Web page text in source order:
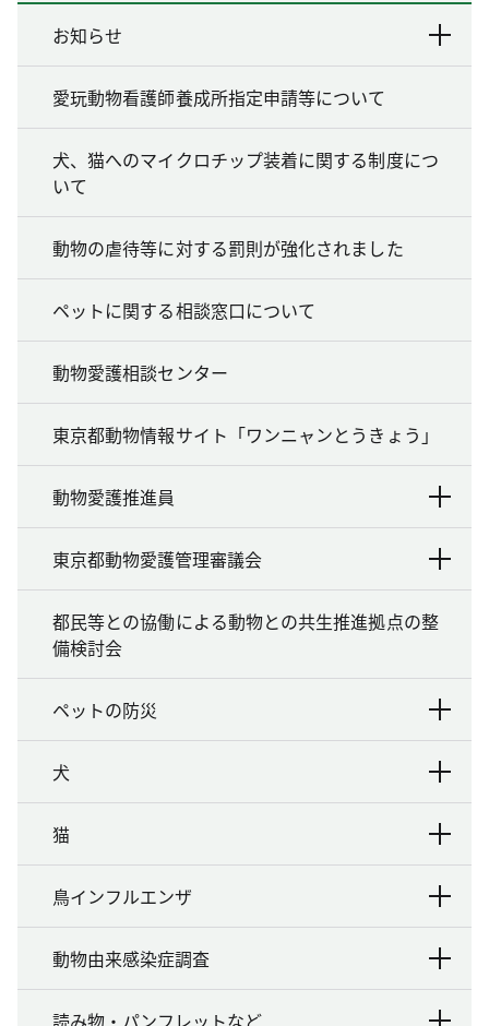
お知らせ
愛玩動物看護師養成所指定申請等について
犬、猫へのマイクロチップ装着に関する制度につ
いて
動物の虐待等に対する罰則が強化されました
ペットに関する相談窓口について
動物愛護相談センター
東京都動物情報サイト「ワンニャンとうきょう」
動物愛護推進員
東京都動物愛護管理審議会
都民等との協働による動物との共生推進拠点の整
備検討会
ペットの防災
犬
猫
鳥インフルエンザ
動物由来感染症調査
読み物・パンフレットなど